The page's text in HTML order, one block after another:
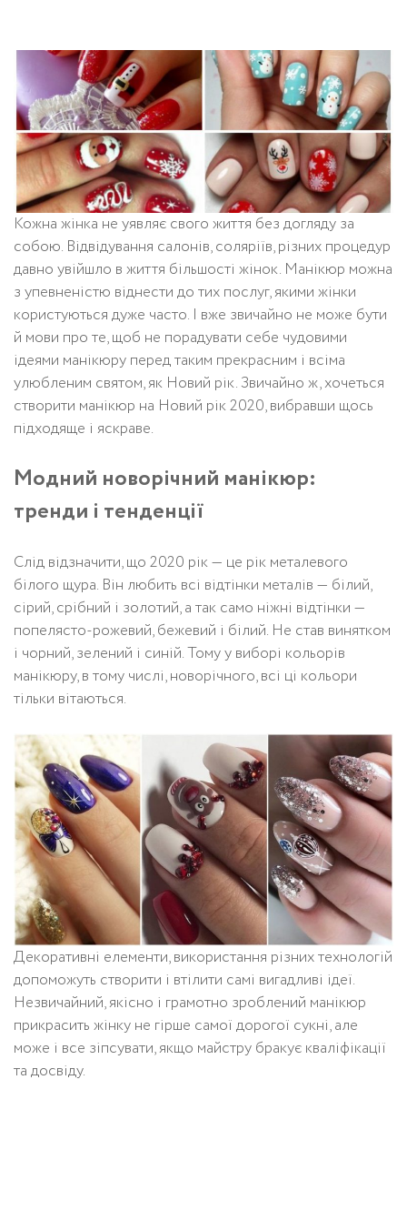
Кожна жінка не уявляє свого життя без догляду за
собою. Відвідування салонів, соляріїв, різних процедур
давно увійшло в життя більшості жінок. Манікюр можна
з упевненістю віднести до тих послуг, якими жінки
користуються дуже часто. І вже звичайно не може бути
й мови про те, щоб не порадувати себе чудовими
ідеями манікюру перед таким прекрасним і всіма
улюбленим святом, як Новий рік. Звичайно ж, хочеться
створити манікюр на Новий рік 2020, вибравши щось
підходяще і яскраве.
Модний новорічний манікюр:
тренди і тенденції
Слід відзначити, що 2020 рік — це рік металевого
білого щура. Він любить всі відтінки металів — білий,
сірий, срібний і золотий, а так само ніжні відтінки —
попелясто-рожевий, бежевий і білий. Не став винятком
і чорний, зелений і синій. Тому у виборі кольорів
манікюру, в тому числі, новорічного, всі ці кольори
тільки вітаються.
Декоративні елементи, використання різних технологій
допоможуть створити і втілити самі вигадливі ідеї.
Незвичайний, якісно і грамотно зроблений манікюр
прикрасить жінку не гірше самої дорогої сукні, але
може і все зіпсувати, якщо майстру бракує кваліфікації
та досвіду.